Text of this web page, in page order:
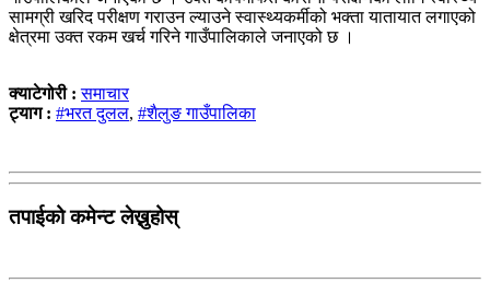
सामग्री खरिद परीक्षण गराउन ल्याउने स्वास्थ्यकर्मीको भक्ता यातायात लगाएको
क्षेत्रमा उक्त रकम खर्च गरिने गाउँपालिकाले जनाएको छ ।
क्याटेगोरी :समाचार
ट्याग : #भरत दुलल, #शैलुङ गाउँपालिका
तपाईको कमेन्ट लेख्नुहोस्